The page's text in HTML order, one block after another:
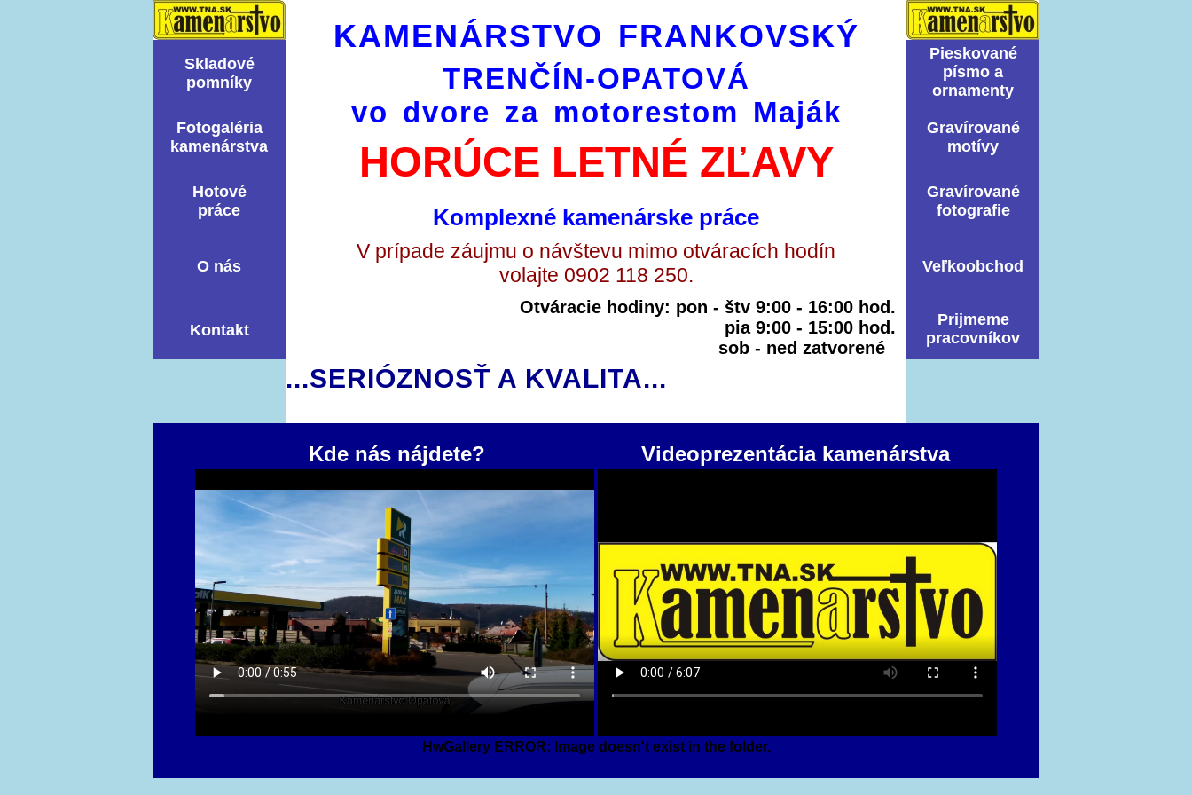
Skladové
pomní­ky
Fotogaléria
kamenárstva
Hotové
práce
O nás
Kontakt
KAMENÁRSTVO FRANKOVSKÝ
TRENČÍN-OPATOVÁ
vo dvore za motorestom Maják
HORÚCE LETNÉ ZĽAVY
Komplexné kamenárske práce
V prípade záujmu o návštevu mimo otváracích hodín
volajte 0902 118 250.
Otváracie hodiny: pon - štv 9:00 - 16:00 hod.
pia 9:00 - 15:00 hod.
sob - ned zatvorené
...SERIÓZNOSŤ A KVALITA...
Pieskované
písmo a
ornamenty
Graví­rované
motí­vy
Graví­rované
fotografie
Veľkoobchod
Prijmeme
pracovníkov
Kde nás nájdete? Videoprezentácia kamenárstva
HwGallery ERROR: Image doesn't exist in the folder.